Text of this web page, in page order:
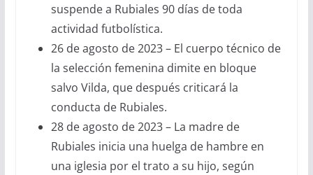
suspende a Rubiales 90 días de toda
actividad futbolística.
26 de agosto de 2023 – El cuerpo técnico de
la selección femenina dimite en bloque
salvo Vilda, que después criticará la
conducta de Rubiales.
28 de agosto de 2023 – La madre de
Rubiales inicia una huelga de hambre en
una iglesia por el trato a su hijo, según